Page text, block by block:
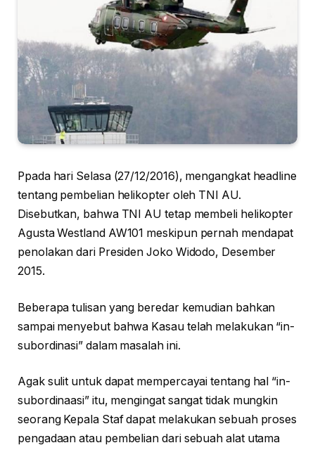
Ppada hari Selasa (27/12/2016), mengangkat headline
tentang pembelian helikopter oleh TNI AU.
Disebutkan, bahwa TNI AU tetap membeli helikopter
Agusta Westland AW101 meskipun pernah mendapat
penolakan dari Presiden Joko Widodo, Desember
2015.
Beberapa tulisan yang beredar kemudian bahkan
sampai menyebut bahwa Kasau telah melakukan “in-
subordinasi” dalam masalah ini.
Agak sulit untuk dapat mempercayai tentang hal “in-
subordinaasi” itu, mengingat sangat tidak mungkin
seorang Kepala Staf dapat melakukan sebuah proses
pengadaan atau pembelian dari sebuah alat utama